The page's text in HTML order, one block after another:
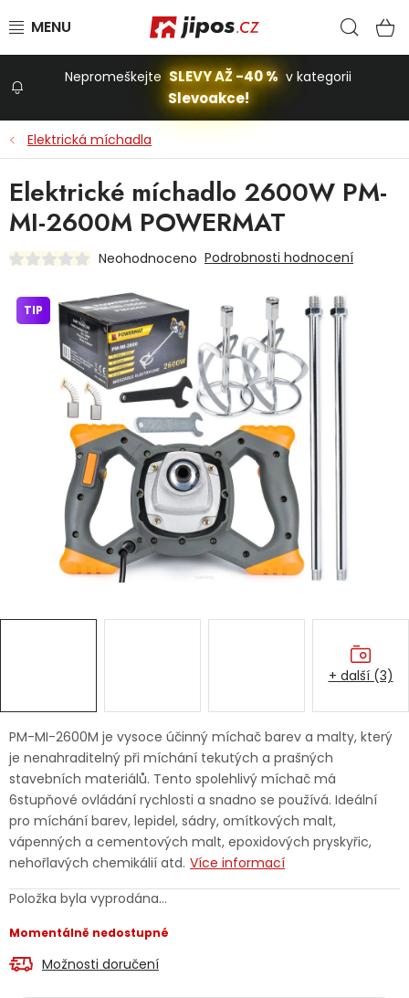
Stavba a dům
Dílna
Domácnost
Dětská hřiště
Autodoplňky
Vánoce
Ochranné pomůcky
Značky
Jaký je aktuální stav mé objednávky?
Velkoobchodní spolupráce (B2B) Prodejna nářadí
Servis nářadí Hodnocení obchodu
Nepromeškejte SLEVY AŽ -40 % v kategorii
Slevoakce!
Elektrická míchadla
PM-MI-2600M je vysoce účinný míchač barev a malty, který
je nenahraditelný při míchání tekutých a prašných
stavebních materiálů. Tento spolehlivý míchač má
6stupňové ovládání rychlosti a snadno se používá. Ideální
pro míchání barev, lepidel, sádry, omítkových malt,
vápenných a cementových malt, epoxidových pryskyřic,
nehořlavých chemikálií atd. Více informací
Položka byla vyprodána…
Momentálně nedostupné
Možnosti doručení
Elektrické míchadlo 2600W PM-
MI-2600M POWERMAT
Neohodnoceno Podrobnosti hodnocení
TIP
+ další (3)